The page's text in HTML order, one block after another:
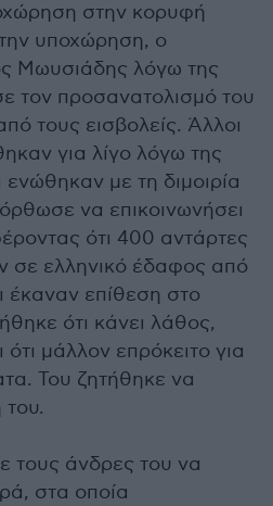
στην κορυφή
υποχώρηση, ο
Μωυσιάδης λόγω της
τον προσανατολισμό του
τους εισβολείς. Άλλοι
για λίγο λόγω της
ενώθηκαν με τη διμοιρία
να επικοινωνήσει
ότι 400 αντάρτες
σε ελληνικό έδαφος από
έκαναν επίθεση στο
ότι κάνει λάθος,
μάλλον επρόκειτο για
Του ζητήθηκε να
του.
τους άνδρες του να
στα οποία